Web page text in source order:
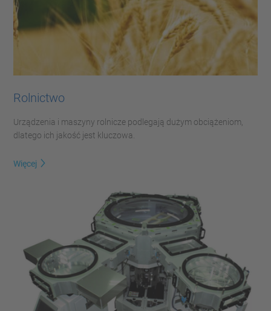
Rolnictwo
Urządzenia i maszyny rolnicze podlegają dużym obciążeniom,
dlatego ich jakość jest kluczowa.
Więcej